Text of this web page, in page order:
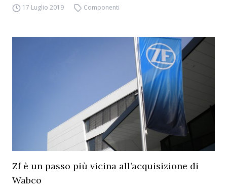
17 Luglio 2019 Componenti
Zf è un passo più vicina all’acquisizione di
Wabco